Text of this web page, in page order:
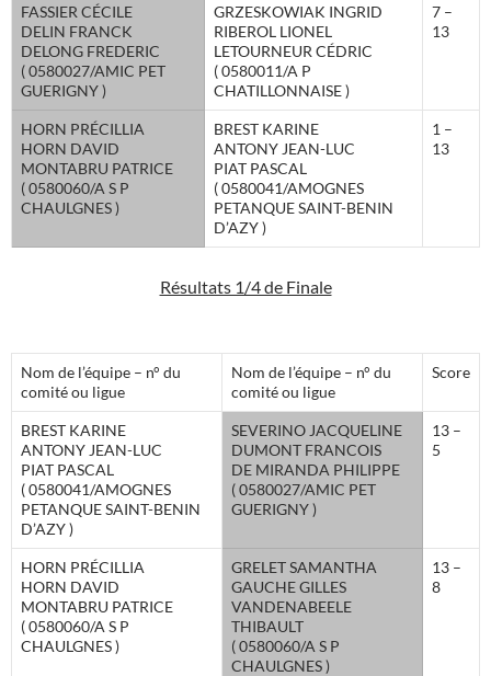
FASSIER CÉCILE
DELIN FRANCK
DELONG FREDERIC
( 0580027/AMIC PET
GUERIGNY )
GRZESKOWIAK INGRID
RIBEROL LIONEL
LETOURNEUR CÉDRIC
( 0580011/A P
CHATILLONNAISE )
7 –
13
HORN PRÉCILLIA
HORN DAVID
MONTABRU PATRICE
( 0580060/A S P
CHAULGNES )
BREST KARINE
ANTONY JEAN-LUC
PIAT PASCAL
( 0580041/AMOGNES
PETANQUE SAINT-BENIN
D’AZY )
1 –
13
Résultats 1/4 de Finale
Nom de l’équipe – n° du
comité ou ligue
Nom de l’équipe – n° du
comité ou ligue
Score
BREST KARINE
ANTONY JEAN-LUC
PIAT PASCAL
( 0580041/AMOGNES
PETANQUE SAINT-BENIN
D’AZY )
SEVERINO JACQUELINE
DUMONT FRANCOIS
DE MIRANDA PHILIPPE
( 0580027/AMIC PET
GUERIGNY )
13 –
5
HORN PRÉCILLIA
HORN DAVID
MONTABRU PATRICE
( 0580060/A S P
CHAULGNES )
GRELET SAMANTHA
GAUCHE GILLES
VANDENABEELE
THIBAULT
( 0580060/A S P
CHAULGNES )
13 –
8